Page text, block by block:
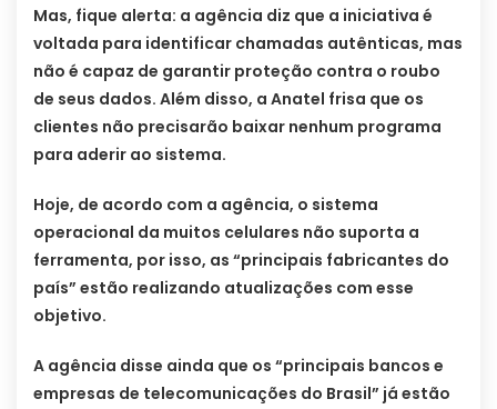
Mas, fique alerta: a agência diz que a iniciativa é
voltada para identificar chamadas autênticas, mas
não é capaz de garantir proteção contra o roubo
de seus dados. Além disso, a Anatel frisa que os
clientes não precisarão baixar nenhum programa
para aderir ao sistema.
Hoje, de acordo com a agência, o sistema
operacional da muitos celulares não suporta a
ferramenta, por isso, as “principais fabricantes do
país” estão realizando atualizações com esse
objetivo.
A agência disse ainda que os “principais bancos e
empresas de telecomunicações do Brasil” já estão